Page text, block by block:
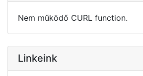
Nem működő CURL function.
Linkeink